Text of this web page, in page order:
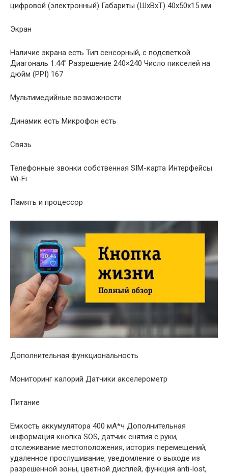
цифровой (электронный) Габариты (ШхВхТ) 40x50x15 мм
Экран
Наличие экрана есть Тип сенсорный, с подсветкой
Диагональ 1.44″ Разрешение 240×240 Число пикселей на
дюйм (PPI) 167
Мультимедийные возможности
Динамик есть Микрофон есть
Связь
Телефонные звонки собственная SIM-карта Интерфейсы
Wi-Fi
Память и процессор
Дополнительная функциональность
Мониторинг калорий Датчики акселерометр
Питание
Емкость аккумулятора 400 мА*ч Дополнительная
информация кнопка SOS, датчик снятия с руки,
отслеживание местоположения, история перемещений,
удаленное прослушивание, уведомление о выходе из
разрешенной зоны, цветной дисплей, функция anti-lost,